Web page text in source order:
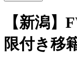
【新潟】
限付き移